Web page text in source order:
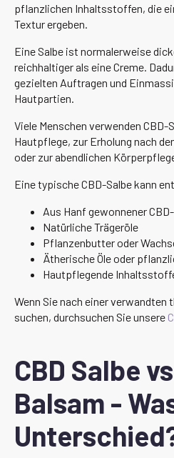
pflanzlichen Inhaltsstoffen, die
Textur ergeben.
Eine Salbe ist normalerweise
reichhaltiger als eine Creme.
gezielten Auftragen und
Hautpartien.
Viele Menschen verwenden CBD-
Hautpflege, zur Erholung nach
oder zur abendlichen
Eine typische CBD-Salbe kann
Aus Hanf gewonnener
Natürliche Trägeröle
Pflanzenbutter oder
Ätherische Öle oder
Hautpflegende
Wenn Sie nach einer
suchen, durchsuchen Sie unsere
CBD Salbe
Balsam -